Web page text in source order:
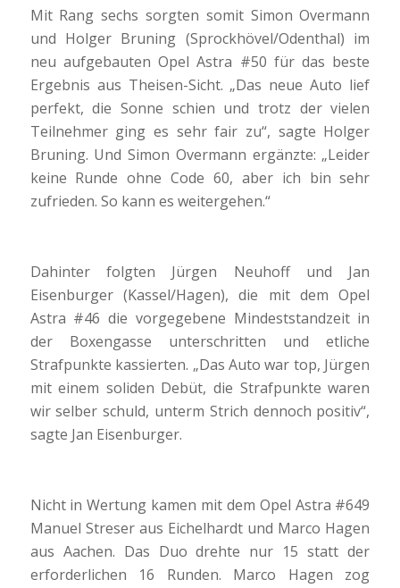
Mit Rang sechs sorgten somit Simon Overmann
und Holger Bruning (Sprockhövel/Odenthal) im
neu aufgebauten Opel Astra #50 für das beste
Ergebnis aus Theisen-Sicht. „Das neue Auto lief
perfekt, die Sonne schien und trotz der vielen
Teilnehmer ging es sehr fair zu“, sagte Holger
Bruning. Und Simon Overmann ergänzte: „Leider
keine Runde ohne Code 60, aber ich bin sehr
zufrieden. So kann es weitergehen.“
Dahinter folgten Jürgen Neuhoff und Jan
Eisenburger (Kassel/Hagen), die mit dem Opel
Astra #46 die vorgegebene Mindeststandzeit in
der Boxengasse unterschritten und etliche
Strafpunkte kassierten. „Das Auto war top, Jürgen
mit einem soliden Debüt, die Strafpunkte waren
wir selber schuld, unterm Strich dennoch positiv“,
sagte Jan Eisenburger.
Nicht in Wertung kamen mit dem Opel Astra #649
Manuel Streser aus Eichelhardt und Marco Hagen
aus Aachen. Das Duo drehte nur 15 statt der
erforderlichen 16 Runden. Marco Hagen zog